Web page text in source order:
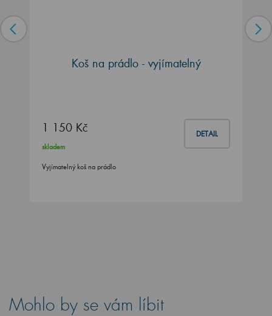
Koš na prádlo - vyjímatelný
1 150 Kč DETAIL
skladem
Vyjímatelný koš na prádlo
Mohlo by se vám líbit